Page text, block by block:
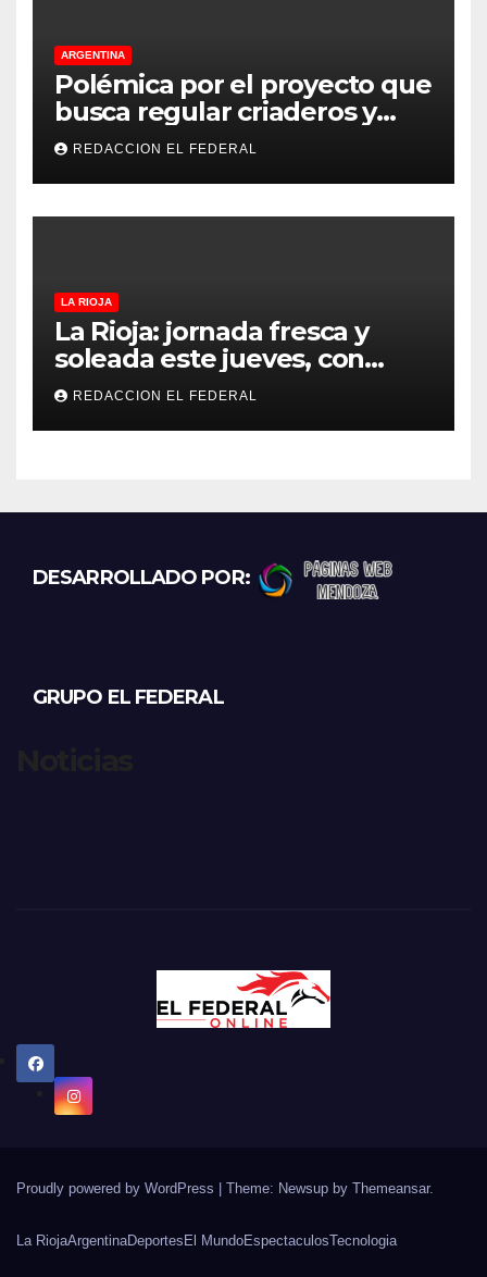
ARGENTINA
Polémica por el proyecto que
busca regular criaderos y
refugios de perros y gatos:
denuncian excesos, mientras
proteccionistas reclaman
controles más duros
REDACCION EL FEDERAL
LA RIOJA
La Rioja: jornada fresca y
soleada este jueves, con
temperaturas estables para
el viernes
REDACCION EL FEDERAL
DESARROLLADO POR:
GRUPO EL FEDERAL
Proudly powered by WordPress | Theme: Newsup by Themeansar.
La RiojaArgentinaDeportes El MundoEspectaculosTecnologia